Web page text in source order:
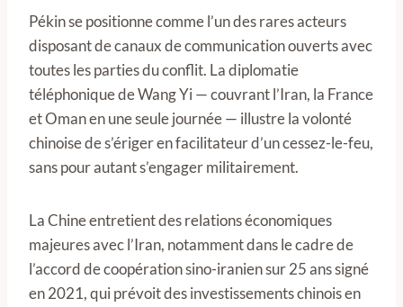
Pékin se positionne comme l’un des rares acteurs
disposant de canaux de communication ouverts avec
toutes les parties du conflit. La diplomatie
téléphonique de Wang Yi — couvrant l’Iran, la France
et Oman en une seule journée — illustre la volonté
chinoise de s’ériger en facilitateur d’un cessez-le-feu,
sans pour autant s’engager militairement.
La Chine entretient des relations économiques
majeures avec l’Iran, notamment dans le cadre de
l’accord de coopération sino-iranien sur 25 ans signé
en 2021, qui prévoit des investissements chinois en